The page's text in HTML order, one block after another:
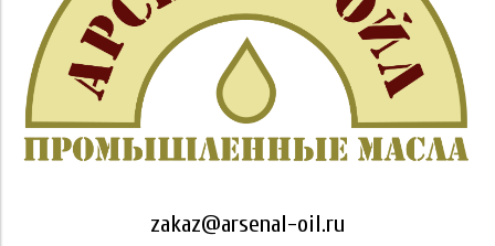
zakaz@arsenal-oil.ru